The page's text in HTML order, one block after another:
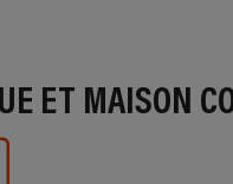
ET MAISON